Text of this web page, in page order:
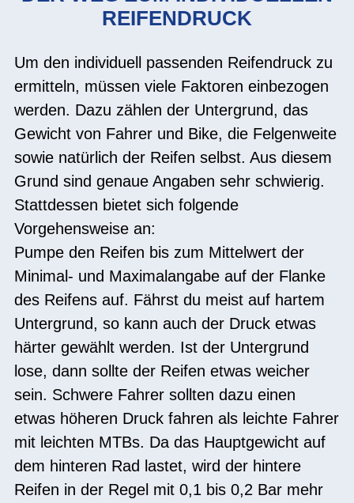
REIFENDRUCK
Um den individuell passenden Reifendruck zu
ermitteln, müssen viele Faktoren einbezogen
werden. Dazu zählen der Untergrund, das
Gewicht von Fahrer und Bike, die Felgenweite
sowie natürlich der Reifen selbst. Aus diesem
Grund sind genaue Angaben sehr schwierig.
Stattdessen bietet sich folgende
Vorgehensweise an:
Pumpe den Reifen bis zum Mittelwert der
Minimal- und Maximalangabe auf der Flanke
des Reifens auf. Fährst du meist auf hartem
Untergrund, so kann auch der Druck etwas
härter gewählt werden. Ist der Untergrund
lose, dann sollte der Reifen etwas weicher
sein. Schwere Fahrer sollten dazu einen
etwas höheren Druck fahren als leichte Fahrer
mit leichten MTBs. Da das Hauptgewicht auf
dem hinteren Rad lastet, wird der hintere
Reifen in der Regel mit 0,1 bis 0,2 Bar mehr